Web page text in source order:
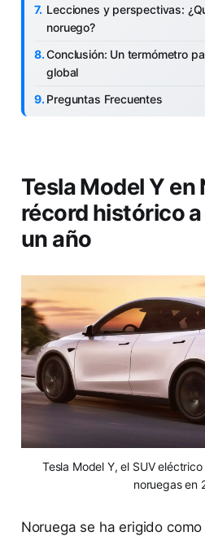
Lecciones y perspectivas:
noruego?
Conclusión: Un termómetro
global
Preguntas Frecuentes
Tesla Model Y en
récord histórico
un año
Tesla Model Y, el SUV
noruegas en
Noruega se ha erigido